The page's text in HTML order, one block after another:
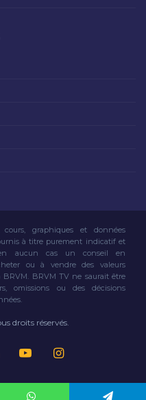
cours, graphiques et données
à titre purement indicatif et
aucun cas un conseil en
ou à vendre des valeurs
BRVM TV ne saurait être
omissions ou des décisions
droits réservés.
YouTubeInstagram